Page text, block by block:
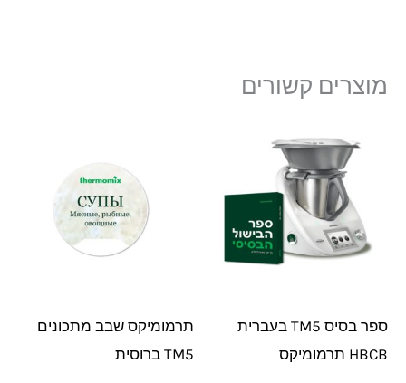
מוצרים קשורים
ספר בסיס TM5 בעברית
HBCB תרמומיקס
תרמומיקס שבב מתכונים
TM5 ברוסית